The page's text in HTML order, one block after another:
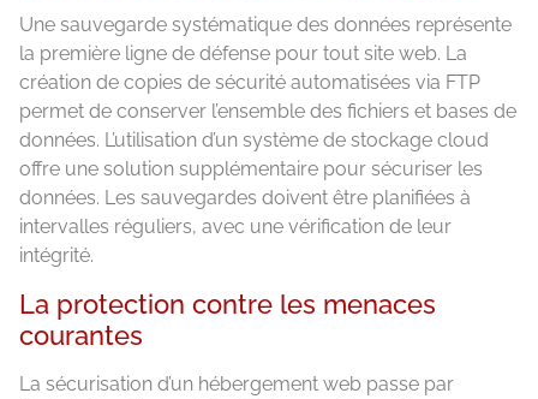
Une sauvegarde systématique des données représente
la première ligne de défense pour tout site web. La
création de copies de sécurité automatisées via FTP
permet de conserver l’ensemble des fichiers et bases de
données. L’utilisation d’un système de stockage cloud
offre une solution supplémentaire pour sécuriser les
données. Les sauvegardes doivent être planifiées à
intervalles réguliers, avec une vérification de leur
intégrité.
La protection contre les menaces
courantes
La sécurisation d’un hébergement web passe par